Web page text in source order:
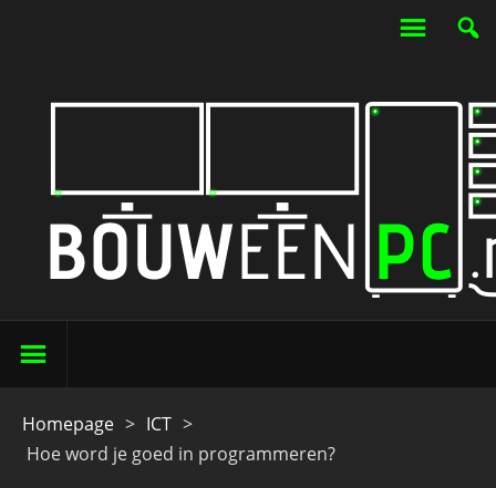
Homepage > ICT >
Hoe word je goed in programmeren?